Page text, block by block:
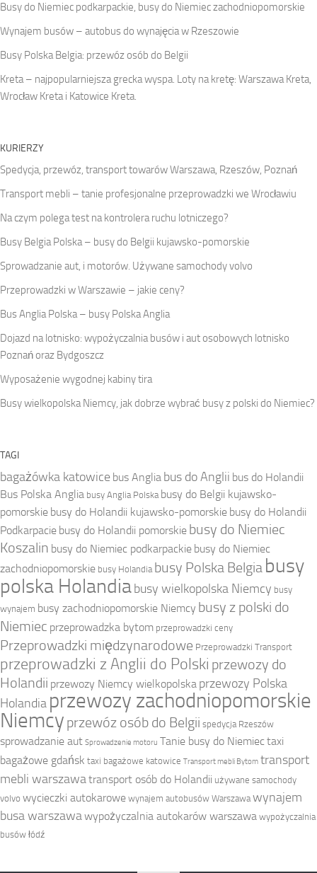
Busy do Niemiec podkarpackie, busy do Niemiec zachodniopomorskie
Wynajem busów – autobus do wynajęcia w Rzeszowie
Busy Polska Belgia: przewóz osób do Belgii
Kreta – najpopularniejsza grecka wyspa. Loty na kretę: Warszawa Kreta,
Wrocław Kreta i Katowice Kreta.
KURIERZY
Spedycja, przewóz, transport towarów Warszawa, Rzeszów, Poznań
Transport mebli – tanie profesjonalne przeprowadzki we Wrocławiu
Na czym polega test na kontrolera ruchu lotniczego?
Busy Belgia Polska – busy do Belgii kujawsko-pomorskie
Sprowadzanie aut, i motorów. Używane samochody volvo
Przeprowadzki w Warszawie – jakie ceny?
Bus Anglia Polska – busy Polska Anglia
Dojazd na lotnisko: wypożyczalnia busów i aut osobowych lotnisko
Poznań oraz Bydgoszcz
Wyposażenie wygodnej kabiny tira
Busy wielkopolska Niemcy, jak dobrze wybrać busy z polski do Niemiec?
TAGI
bagażówka katowice bus Anglia bus do Anglii bus do Holandii
Bus Polska Anglia busy Anglia Polska busy do Belgii kujawsko-
pomorskie busy do Holandii kujawsko-pomorskie busy do Holandii
Podkarpacie busy do Holandii pomorskie busy do Niemiec
Koszalin busy do Niemiec podkarpackie busy do Niemiec
zachodniopomorskie busy Holandia busy Polska Belgia busy
polska Holandiabusy wielkopolska Niemcy busy
wynajem busy zachodniopomorskie Niemcy busy z polski do
Niemiec przeprowadzka bytom przeprowadzki ceny
Przeprowadzki międzynarodowe Przeprowadzki Transport
przeprowadzki z Anglii do Polski przewozy do
Holandii przewozy Niemcy wielkopolska przewozy Polska
Holandia przewozy zachodniopomorskie
Niemcy przewóz osób do Belgii spedycja Rzeszów
sprowadzanie aut Sprowadzenie motoru Tanie busy do Niemiectaxi
bagażowe gdańsk taxi bagażowe katowice Transport mebli Bytom transport
mebli warszawatransport osób do Holandii używane samochody
volvo wycieczki autokarowe wynajem autobusów Warszawa wynajem
busa warszawawypożyczalnia autokarów warszawa wypożyczalnia
busów łódź